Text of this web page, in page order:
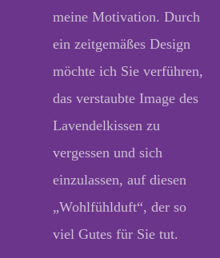
meine Motivation. Durch
ein zeitgemäßes Design
möchte ich Sie verführen,
das verstaubte Image des
Lavendelkissen zu
vergessen und sich
einzulassen, auf diesen
„Wohlfühlduft“, der so
viel Gutes für Sie tut.